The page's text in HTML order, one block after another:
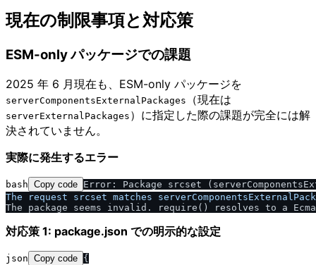
現在の制限事項と対応策
ESM-only パッケージでの課題
2025 年 6 月現在も、ESM-only パッケージを
serverComponentsExternalPackages （現在は
serverExternalPackages ）に指定した際の課題が完全には解
決されていません。
実際に発生するエラー
bash Copy code Error: Package srcset
The request srcset matches
The package seems invalid. require() resolves to a
対応策 1: package.json での明示的な設定
json Copy code {